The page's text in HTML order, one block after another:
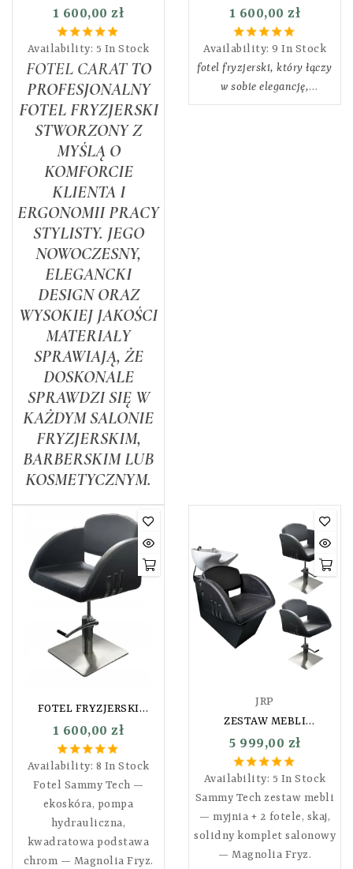
1 600,00 zł
Availability: 5 In Stock
FOTEL CARATTO
PROFESJONALNY
FOTEL FRYZJERSKI
STWORZONY Z
MYŚLĄ O
KOMFORCIE
KLIENTA I
ERGONOMII PRACY
STYLISTY. JEGO
NOWOCZESNY,
ELEGANCKI
DESIGN ORAZ
WYSOKIEJ JAKOŚCI
MATERIAŁY
SPRAWIAJĄ, ŻE
DOSKONALE
SPRAWDZI SIĘ W
KAŻDYM SALONIE
FRYZJERSKIM,
BARBERSKIM LUB
KOSMETYCZNYM.
1 600,00 zł
Availability: 9 In Stock
fotel fryzjerski, który łączy
w sobie elegancję,
funkcjonalność i najwyższy
FOTEL FRYZJERSKI
SAMMY TECH
1 600,00 zł
Availability: 8 In Stock
Fotel Sammy Tech —
ekoskóra, pompa
hydrauliczna,
kwadratowa podstawa
chrom — Magnolia Fryz.
JRP
ZESTAW MEBLI
FRYZJERSKICH SAMMY
TECH OKAZJA!! MYJNIA
FRYZJERSKA+DWA FOTELE
FRYZJERSKIE
5 999,00 zł
Availability: 5 In Stock
Sammy Tech zestaw mebli
— myjnia + 2 fotele, skaj,
solidny komplet salonowy
— Magnolia Fryz.